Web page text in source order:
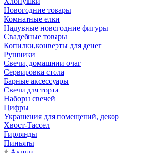
Новогодние товары
Комнатные елки
Надувные новогодние фигуры
Свадебные товары
Копилки,конверты для денег
Рушники
Свечи, домашний очаг
Сервировка стола
Барные аксессуары
Свечи для торта
Наборы свечей
Цифры
Украшения для помещений, декор
Хвост-Тассел
Гирлянды
Пиньяты